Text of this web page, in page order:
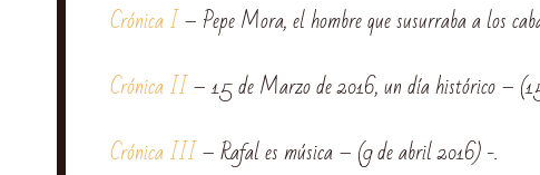
Crónica I– Pepe Mora, el hombre que susurraba a los
Crónica II– 15 de Marzo de 2016, un día histórico –
Crónica III– Rafal es música – (9 de abril 2016) -.